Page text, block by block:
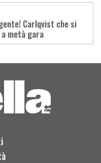
Carlqvist che si
metà gara